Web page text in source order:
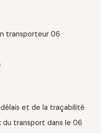
transporteur 06
et de la traçabilité
du transport dans le 06